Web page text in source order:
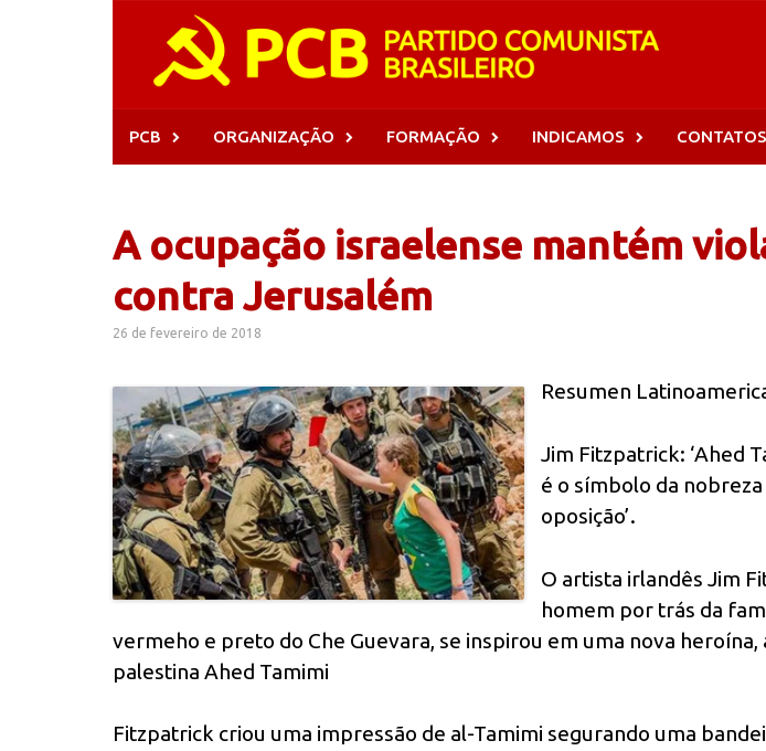
PCB ORGANIZAÇÃO FORMAÇÃO INDICAMOS CONTATOS
A ocupação israelense mantém
contra Jerusalém
26 de fevereiro de 2018
Resumen
Jim Fitzpatrick: ‘Ahed
é o símbolo da
oposição’.
O artista irlandês Jim
homem por trás da
vermeho e preto do Che Guevara, se inspirou em uma nova heroína,
palestina Ahed Tamimi
Fitzpatrick criou uma impressão de al-Tamimi segurando uma